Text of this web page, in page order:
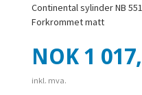
Continental sylinder NB
Forkrommet matt
Pris
NOK 1
inkl. mva.